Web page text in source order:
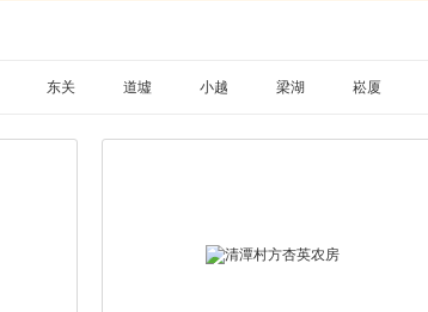
东关 道墟 小越 梁湖 崧厦